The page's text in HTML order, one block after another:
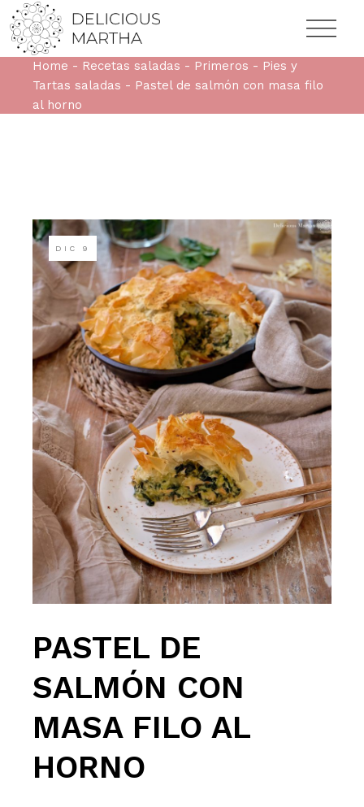
Home Recetas saladas Primeros
Pies y
Tartas saladas
Pastel de salmón con masa filo
al horno
DIC 9
PASTEL DE
SALMÓN CON
MASA FILO AL
HORNO